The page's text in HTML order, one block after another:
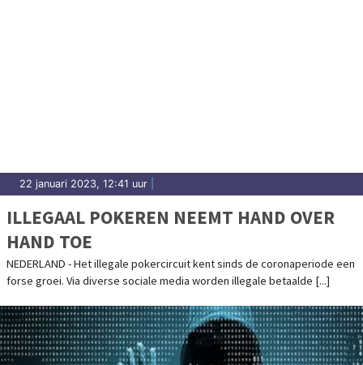
22 januari 2023, 12:41 uur
ILLEGAAL POKEREN NEEMT HAND OVER
HAND TOE
NEDERLAND - Het illegale pokercircuit kent sinds de coronaperiode een
forse groei. Via diverse sociale media worden illegale betaalde [...]